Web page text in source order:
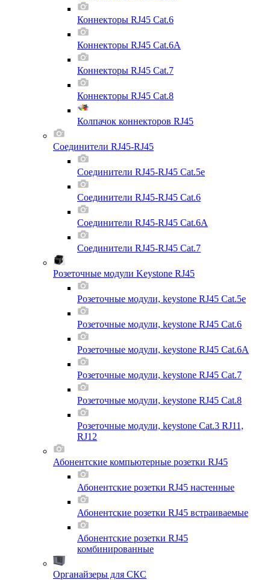
Коннекторы RJ45 Cat.6
Коннекторы RJ45 Cat.6A
Коннекторы RJ45 Cat.7
Коннекторы RJ45 Cat.8
Колпачок коннекторов RJ45
Соединители RJ45-RJ45
Соединители RJ45-RJ45 Cat.5e
Соединители RJ45-RJ45 Cat.6
Соединители RJ45-RJ45 Cat.6A
Соединители RJ45-RJ45 Cat.7
Розеточные модули Keystone RJ45
Розеточные модули, keystone RJ45 Cat.5e
Розеточные модули, keystone RJ45 Cat.6
Розеточные модули, keystone RJ45 Cat.6A
Розеточные модули, keystone RJ45 Cat.7
Розеточные модули, keystone RJ45 Cat.8
Розеточные модули, keystone Cat.3 RJ11,
RJ12
Абонентские компьютерные розетки RJ45
Абонентские розетки RJ45 настенные
Абонентские розетки RJ45 встраиваемые
Абонентские розетки RJ45
комбинированные
Органайзеры для СКС